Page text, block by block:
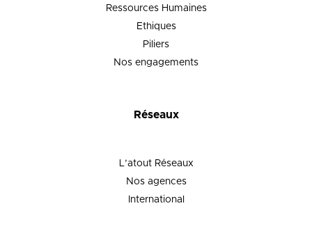
Ressources Humaines
Ethiques
Piliers
Nos engagements
Réseaux
L’atout Réseaux
Nos agences
International